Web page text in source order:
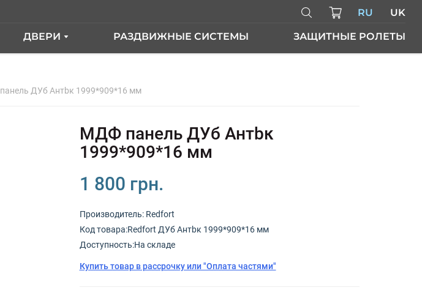
RU UK
ДВЕРИ
МЕЖКОМНАТНЫЕ ДВЕРИ
РАЗДВИЖНЫЕ СИСТЕМЫ ЗАЩИТНЫЕ РОЛЕТЫ
ДУб Антbк 1999*909*16 мм
МДФ панель ДУб Антbк
1999*909*16 мм
1 800 грн.
Производитель: Redfort
Код товарa:Redfort ДУб Антbк 1999*909*16 мм
Доступность:На складе
Купить товар в рассрочку или "Оплата частями"